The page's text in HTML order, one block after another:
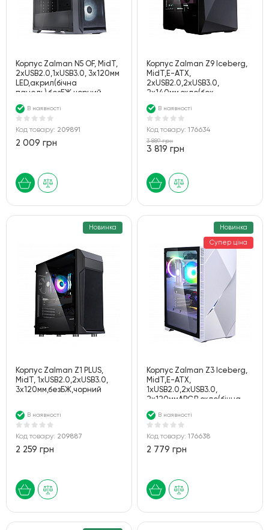
Корпус Zalman N5 OF, MidT,
2xUSB2.0,1xUSB3.0, 3x120мм
LED,акрил(бічна
панель),безБЖ,чорний
В наявності
Код товару: 209891
2 009 грн
Корпус Zalman Z9 Iceberg,
MidT,E-ATX,
2xUSB2.0,2xUSB3.0,
2x140мм,скло(бок.
В наявності
Код товару:176634
3 889 грн
3 819 грн
Новинка
Корпус Zalman Z1 PLUS,
MidT, 1xUSB2.0,2xUSB3.0,
3x120мм,безБЖ,чорний
В наявності
Код товару: 209887
2 259 грн
Новинка
Супер ціна
Корпус Zalman Z3 Iceberg,
MidT,E-ATX,
1xUSB2.0,2xUSB3.0,
2x120ммARGB,скло(бічна
В наявності
Код товару:176638
2 779 грн